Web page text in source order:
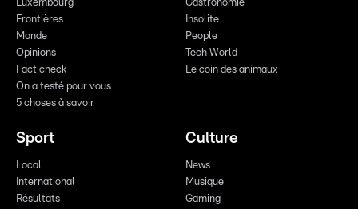
Luxembourg
Frontières
Monde
Opinions
Fact check
On a testé pour vous
5 choses à savoir
Gastronomie
Insolite
People
Tech World
Le coin des animaux
Sport
Local
International
Résultats
Culture
News
Musique
Gaming